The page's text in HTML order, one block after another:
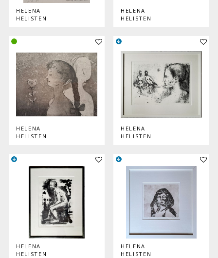
HELENA
HELISTEN
HELENA
HELISTEN
Lisää teos kokoelmaan
HELENA
HELISTEN
Lisää
HELENA
HELISTEN
Lisää teos kokoelmaan
HELENA
HELISTEN
Lisää
HELENA
HELISTEN